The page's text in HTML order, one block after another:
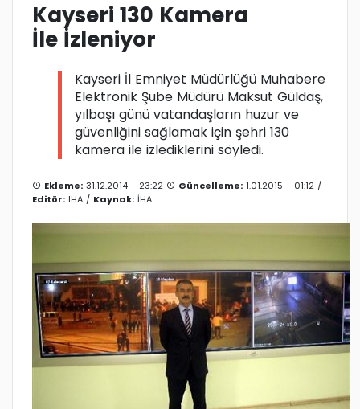
Kayseri 130 Kamera
İle İzleniyor
Kayseri İl Emniyet Müdürlüğü Muhabere
Elektronik Şube Müdürü Maksut Güldaş,
yılbaşı günü vatandaşların huzur ve
güvenliğini sağlamak için şehri 130
kamera ile izlediklerini söyledi.
Ekleme: 31.12.2014 - 23:22 Güncelleme: 1.01.2015 - 01:12 /
Editör: IHA / Kaynak: İHA